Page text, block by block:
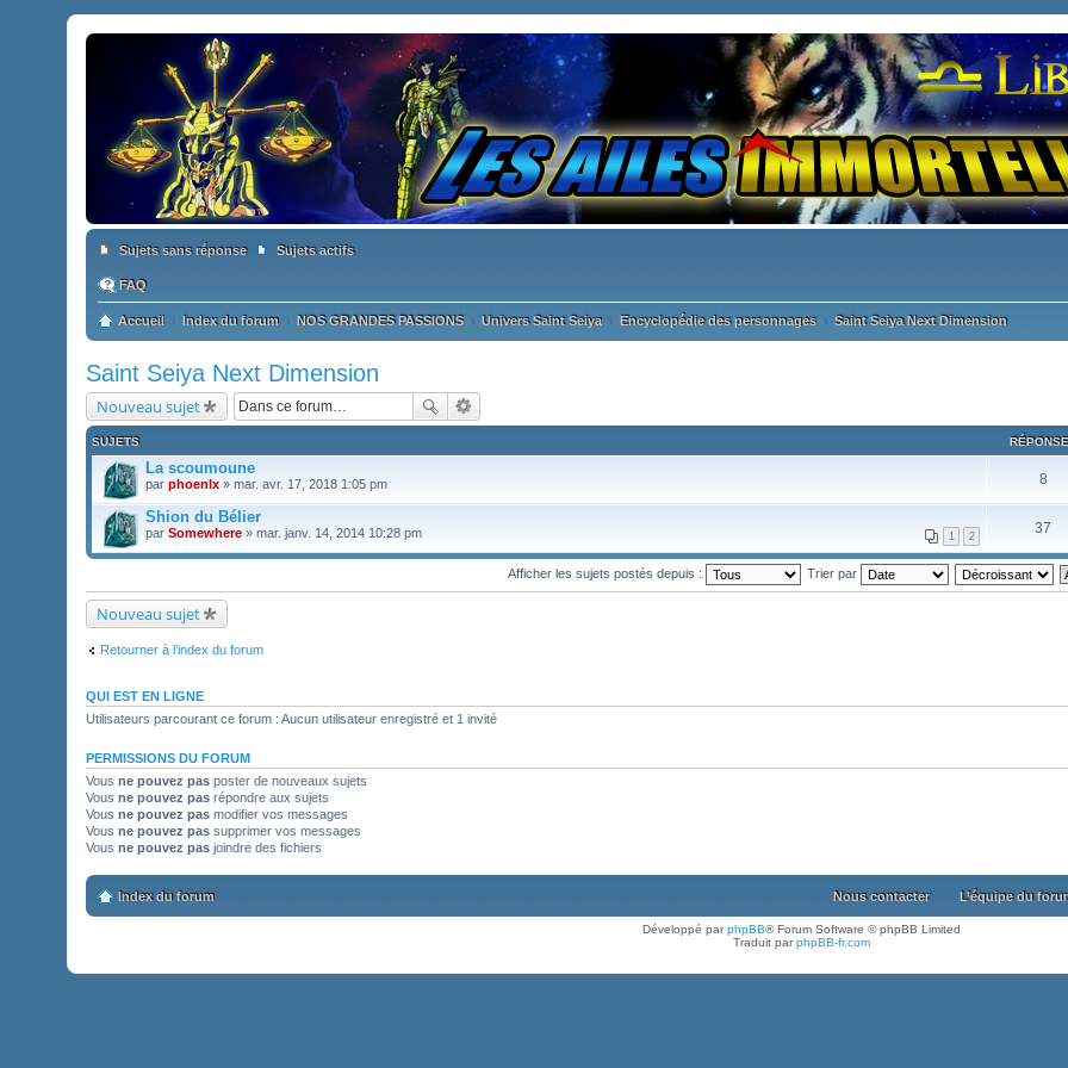
Sujets sans réponse Sujets actifs
FAQ
Accueil Index du forum NOS GRANDES PASSIONS Univers Saint Seiya Encyclopédie des personnages Saint Seiya Next Dimension
Saint Seiya Next Dimension
Nouveau sujet
SUJETS
La scoumoune
par phoenlx » mar. avr. 17, 2018 1:05 pm 8
Shion du Bélier
1 2
par Somewhere » mar. janv. 14, 2014 10:28 pm 37
Afficher les sujets postés depuis : Trier par
Nouveau sujet
Retourner à l’index du forum
QUI EST EN LIGNE
Utilisateurs parcourant ce forum : Aucun utilisateur enregistré et 1 invité
PERMISSIONS DU FORUM
Vous ne pouvez pas poster de nouveaux sujets
Vous ne pouvez pas répondre aux sujets
Vous ne pouvez pas modifier vos messages
Vous ne pouvez pas supprimer vos messages
Vous ne pouvez pas joindre des fichiers
Index du forum L’équipe du
Nous contacter
Développé parphpBB® Forum Software © phpBB Limited
Traduit parphpBB-fr.com